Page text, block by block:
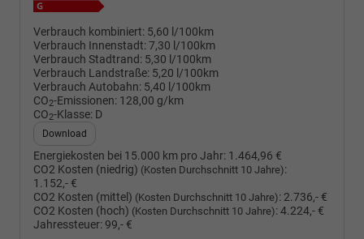
Verbrauch kombiniert: 5,60 l/100km
Verbrauch Innenstadt:7,30 l/100km
Verbrauch Stadtrand: 5,30 l/100km
Verbrauch Landstraße: 5,20 l/100km
Verbrauch Autobahn: 5,40 l/100km
CO2-Emissionen: 128,00 g/km
CO2-Klasse: D
Download
Energiekosten bei 15.000 km pro Jahr: 1.464,96 €
CO2 Kosten (niedrig) (Kosten Durchschnitt 10 Jahre):
1.152,- €
CO2 Kosten (mittel) (Kosten Durchschnitt 10 Jahre): 2.736,- €
CO2 Kosten (hoch) (Kosten Durchschnitt 10 Jahre):4.224,- €
Jahressteuer: 99,- €